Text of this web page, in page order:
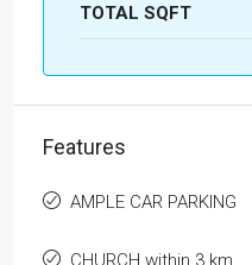
TOTAL SQFT
Features
AMPLE CAR PARKING
CHURCH within 3 km